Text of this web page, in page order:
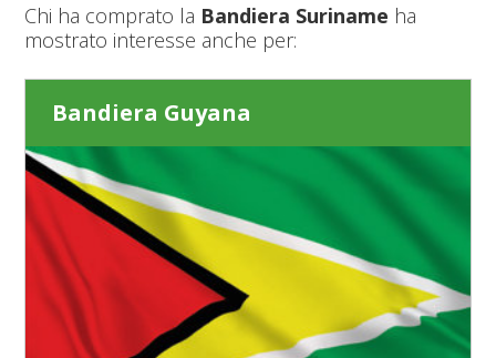
Chi ha comprato la Bandiera Suriname ha
mostrato interesse anche per:
Bandiera Guyana